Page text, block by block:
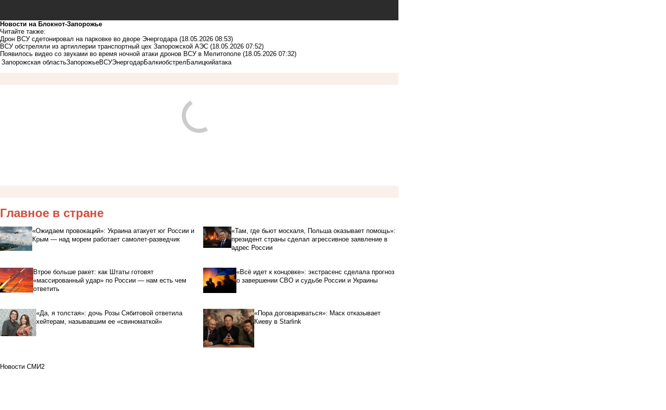
Новости на Блoкнoт-Запорожье
Читайте также:
Дрон ВСУ сдетонировал на парковке во дворе Энергодара (18.05.2026 08:53)
ВСУ обстреляли из артиллерии транспортный цех Запорожской АЭС (18.05.2026 07:52)
Появилось видео со звуками во время ночной атаки дронов ВСУ в Мелитополе (18.05.2026 07:32)
Запорожская областьЗапорожьеВСУЭнергодарБалкиобстрелБалицкийатака
Главное в стране
«Ожидаем провокаций»: Украина атакует юг России и
Крым — над морем работает самолет-разведчик
«Там, где бьют москаля, Польша оказывает помощь»:
президент страны сделал агрессивное заявление в
адрес России
Втрое больше ракет: как Штаты готовят
«массированный удар» по России — нам есть чем
ответить
«Всё идет к концовке»: экстрасенс сделала прогноз
о завершении СВО и судьбе России и Украины
«Да, я толстая»: дочь Розы Сябитовой ответила
хейтерам, называвшим ее «свиноматкой»
«Пора договариваться»: Маск отказывает
Киеву в Starlink
Новости СМИ2